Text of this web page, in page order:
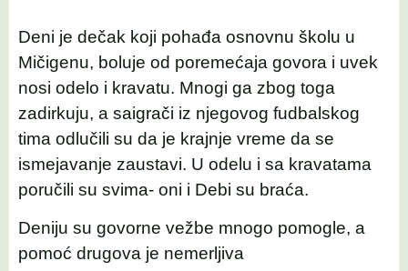
Deni je dečak koji pohađa osnovnu školu u
Mičigenu, boluje od poremećaja govora i uvek
nosi odelo i kravatu. Mnogi ga zbog toga
zadirkuju, a saigrači iz njegovog fudbalskog
tima odlučili su da je krajnje vreme da se
ismejavanje zaustavi. U odelu i sa kravatama
poručili su svima- oni i Debi su braća.
Deniju su govorne vežbe mnogo pomogle, a
pomoć drugova je nemerljiva